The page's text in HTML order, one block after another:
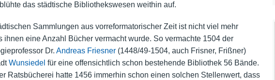
das städtische Bibliothekswesen weithin auf.
Sammlungen aus vorreformatorischer Zeit ist nicht viel mehr
ihnen eine Anzahl Bücher vermacht wurde. So vermachte 1504 der
Dr. Andreas Friesner(1448/49-1504, auch Frisner, Frißner)
Wunsiedel für eine offensichtlich schon bestehende Bibliothek 56 Bände.
Ratsbücherei hatte 1456 immerhin schon einen solchen Stellenwert, dass